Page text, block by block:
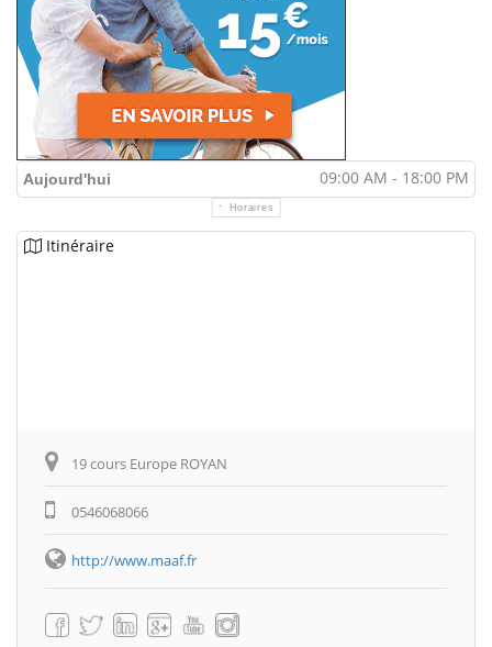
Aujourd'hui 09:00 AM - 18:00 PM
Horaires
Itinéraire
19 cours Europe ROYAN
0546068066
http://www.maaf.fr